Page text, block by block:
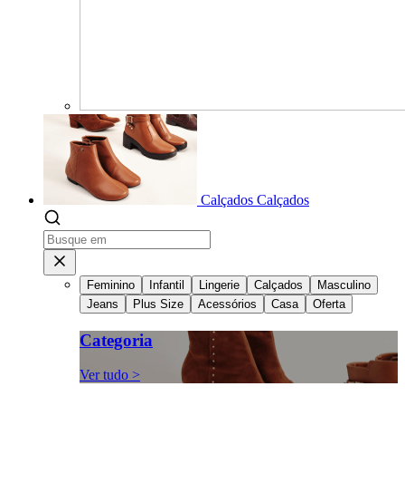
Calçados Calçados
Feminino Infantil Lingerie Calçados
Masculino
Jeans
Plus Size Acessórios Casa Oferta
Categoria
Ver tudo >